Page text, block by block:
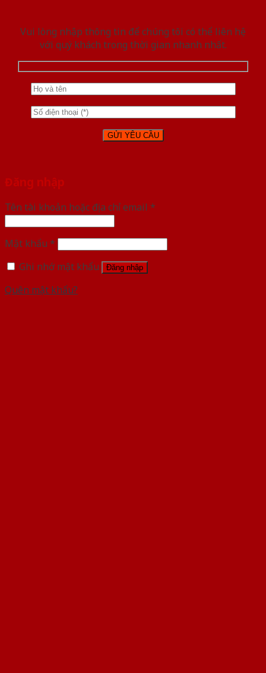
Vui lòng nhập thông tin để chúng tôi có thể liên hệ
với quý khách trong thời gian nhanh nhất.
Đăng nhập
Tên tài khoản hoặc địa chỉ email *
Mật khẩu *
Ghi nhớ mật khẩu
Đăng nhập
Quên mật khẩu?